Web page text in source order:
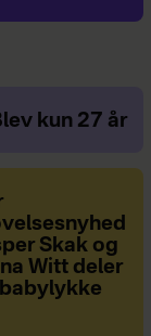
kun 27 år
Skak og
Witt deler